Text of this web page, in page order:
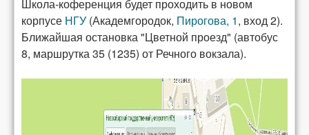
Школа-коференция будет проходить в новом
корпусе НГУ (Академгородок, Пирогова, 1, вход 2).
Ближайшая остановка "Цветной проезд" (автобус
8, маршрутка 35 (1235) от Речного вокзала).